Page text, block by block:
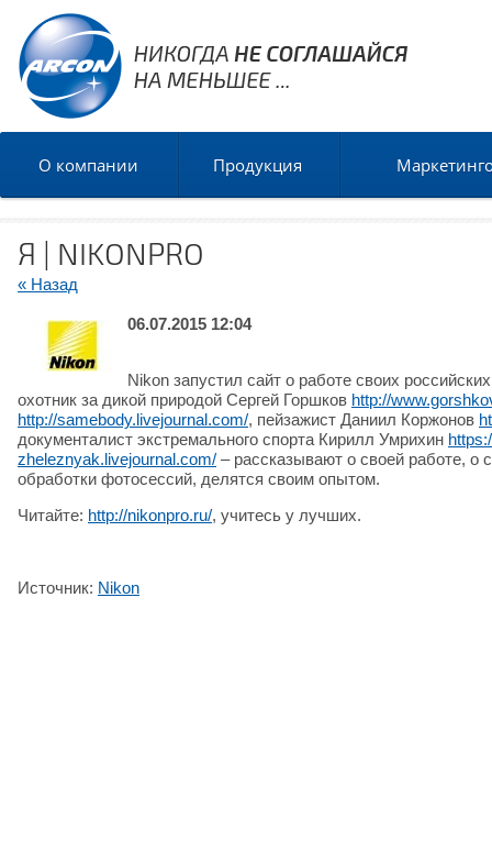
О компании Продукция
Я | NIKONPRO
« Назад
06.07.2015 12:04
Nikon запустил сайт о работе своих
охотник за дикой природой Сергей Горшков http://
http://samebody.livejournal.com/, пейзажист Даниил Коржонов
документалист экстремального спорта Кирилл Умрихин
zheleznyak.livejournal.com/ – рассказывают о своей работе, о
обработки фотосессий, делятся своим опытом.
Читайте: http://nikonpro.ru/, учитесь у лучших.
Источник: Nikon